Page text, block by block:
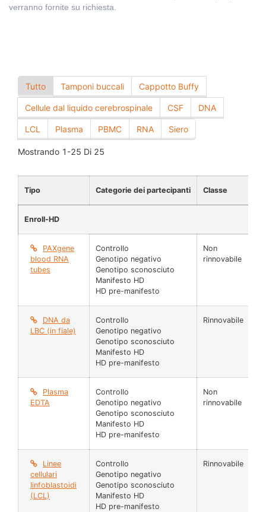
verranno fornite su richiesta.
Tutto Tamponi buccali Cappotto Buffy
Cellule dal liquido cerebrospinale CSF DNA
LCL Plasma PBMC RNA Siero
Mostrando 1-25 Di 25
Tipo Categorie dei partecipanti Classe
Enroll-HD
PAXgene
blood RNA
tubes
Controllo
Genotipo negativo
Genotipo sconosciuto
Manifesto HD
HD pre-manifesto
Non
rinnovabile
DNA da
LBC (in fiale)
Controllo
Genotipo negativo
Genotipo sconosciuto
Manifesto HD
HD pre-manifesto
Rinnovabile
Plasma
EDTA
Controllo
Genotipo negativo
Genotipo sconosciuto
Manifesto HD
HD pre-manifesto
Non
rinnovabile
Linee
cellulari
linfoblastoidi
(LCL)
Controllo
Genotipo negativo
Genotipo sconosciuto
Manifesto HD
HD pre-manifesto
Rinnovabile